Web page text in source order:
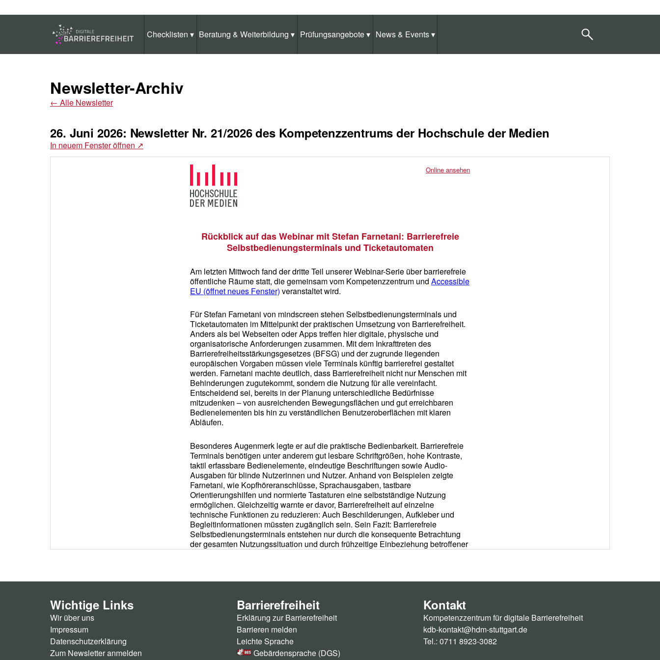
Checklisten ▾ Beratung & Weiterbildung ▾ Prüfungsangebote▾ News & Events▾
Newsletter-Archiv
← Alle Newsletter
26. Juni 2026: Newsletter Nr. 21/2026 des Kompetenzzentrums der Hochschule der Medien
In neuem Fenster öffnen ↗
Wichtige Links
Wir über uns
Impressum
Datenschutzerklärung
Zum Newsletter anmelden
Barrierefreiheit
Erklärung zur Barrierefreiheit
Barrieren melden
Leichte Sprache
Gebärdensprache (DGS)
Kontakt
Kompetenzzentrum für digitale Barrierefreiheit
kdb-kontakt@hdm-stuttgart.de
Tel.: 0711 8923-3082